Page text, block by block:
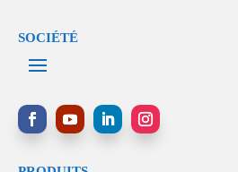
SOCIÉTÉ